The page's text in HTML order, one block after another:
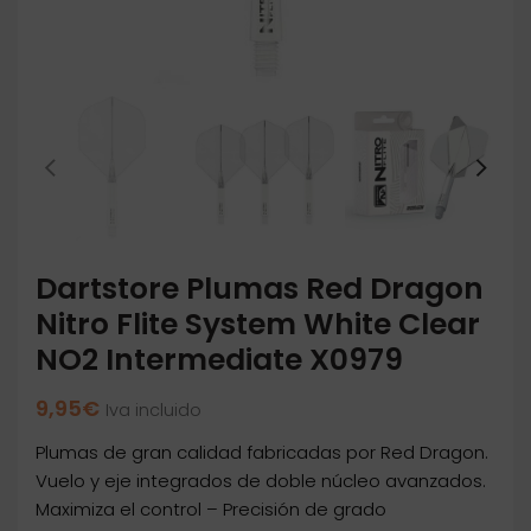
Dartstore Plumas Red Dragon
Nitro Flite System White Clear
NO2 Intermediate X0979
9,95€ Iva incluido
Plumas de gran calidad fabricadas por Red Dragon.
Vuelo y eje integrados de doble núcleo avanzados.
Maximiza el control – Precisión de grado